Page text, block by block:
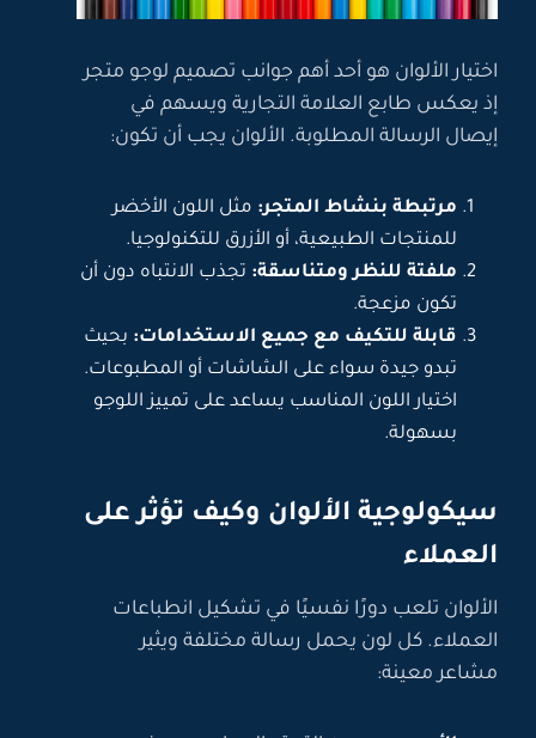
اختيار الألوان هو أحد أهم جوانب تصميم لوجو متجر
إذ يعكس طابع العلامة التجارية ويسهم في
إيصال الرسالة المطلوبة. الألوان يجب أن تكون:
مرتبطة بنشاط المتجر: مثل اللون الأخضر
للمنتجات الطبيعية، أو الأزرق للتكنولوجيا.
ملفتة للنظر ومتناسقة: تجذب الانتباه دون أن
تكون مزعجة.
قابلة للتكيف مع جميع الاستخدامات: بحيث
تبدو جيدة سواء على الشاشات أو المطبوعات.
اختيار اللون المناسب يساعد على تمييز اللوجو
بسهولة.
سيكولوجية الألوان وكيف تؤثر على
العملاء
الألوان تلعب دورًا نفسيًا في تشكيل انطباعات
العملاء. كل لون يحمل رسالة مختلفة ويثير
مشاعر معينة: